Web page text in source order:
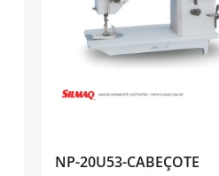
NP-20U53-CABEÇOTE